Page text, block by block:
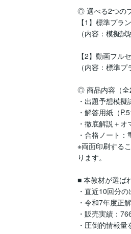
◎ 選べる2つの
【1】標準プラ
（内容：模擬
【2】動画フル
（内容：標準
◎ 商品内容（全
・出題予想模擬
・解答用紙（
・徹底解説＋オ
・合格ノート：
※両面印刷する
ります。
■ 本教材が選ば
・直近10回分
・令和7年度正
・販売実績：
・圧倒的情報